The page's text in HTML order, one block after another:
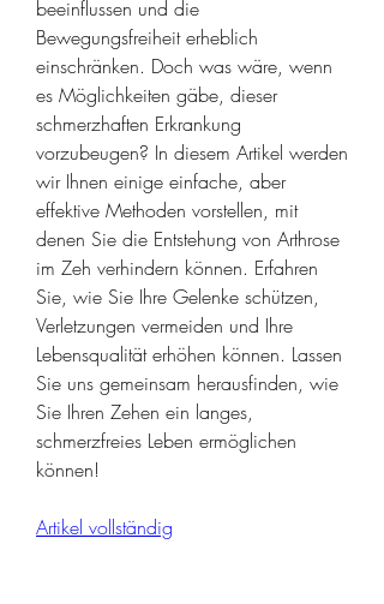
beeinflussen und die
Bewegungsfreiheit erheblich
einschränken. Doch was wäre, wenn
es Möglichkeiten gäbe, dieser
schmerzhaften Erkrankung
vorzubeugen? In diesem Artikel werden
wir Ihnen einige einfache, aber
effektive Methoden vorstellen, mit
denen Sie die Entstehung von Arthrose
im Zeh verhindern können. Erfahren
Sie, wie Sie Ihre Gelenke schützen,
Verletzungen vermeiden und Ihre
Lebensqualität erhöhen können. Lassen
Sie uns gemeinsam herausfinden, wie
Sie Ihren Zehen ein langes,
schmerzfreies Leben ermöglichen
können!
Artikel vollständig